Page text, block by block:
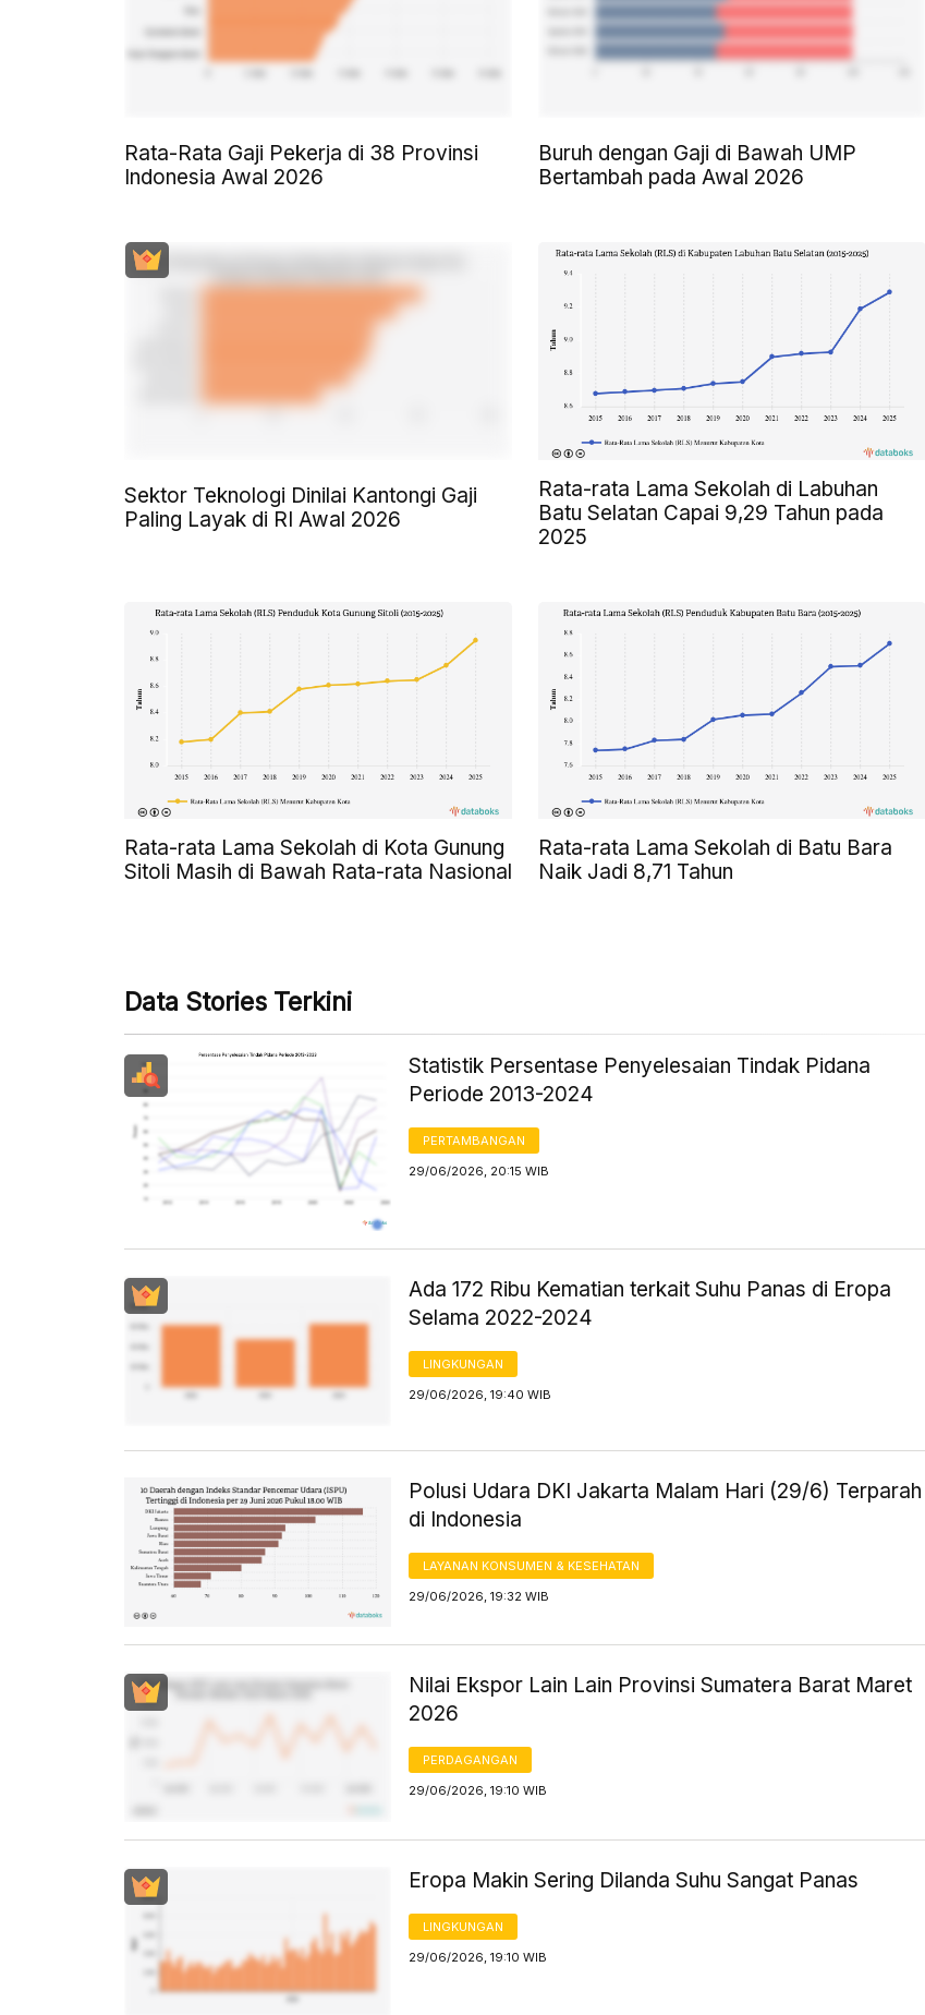
Rata-Rata Gaji Pekerja di 38 Provinsi
Indonesia Awal 2026
Buruh dengan Gaji di Bawah UMP
Bertambah pada Awal 2026
Sektor Teknologi Dinilai Kantongi Gaji
Paling Layak di RI Awal 2026
Rata-rata Lama Sekolah di Labuhan
Batu Selatan Capai 9,29 Tahun pada
2025
Rata-rata Lama Sekolah di Kota Gunung
Sitoli Masih di Bawah Rata-rata Nasional
Rata-rata Lama Sekolah di Batu Bara
Naik Jadi 8,71 Tahun
Data Stories Terkini
Statistik Persentase Penyelesaian Tindak Pidana
Periode 2013-2024
PERTAMBANGAN
29/06/2026, 20:15 WIB
Ada 172 Ribu Kematian terkait Suhu Panas di Eropa
Selama 2022-2024
LINGKUNGAN
29/06/2026, 19:40 WIB
Polusi Udara DKI Jakarta Malam Hari (29/6) Terparah
di Indonesia
LAYANAN KONSUMEN & KESEHATAN
29/06/2026, 19:32 WIB
Nilai Ekspor Lain Lain Provinsi Sumatera Barat Maret
2026
PERDAGANGAN
29/06/2026, 19:10 WIB
Eropa Makin Sering Dilanda Suhu Sangat Panas
LINGKUNGAN
29/06/2026, 19:10 WIB